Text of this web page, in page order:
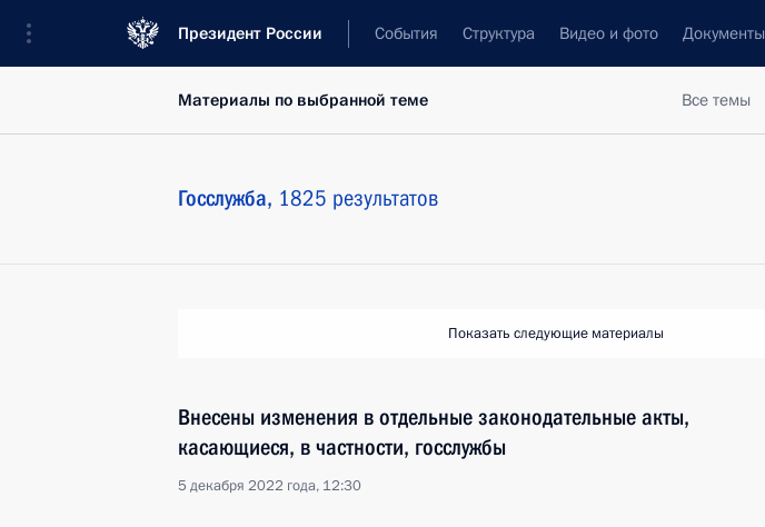
Президент России События Структура Видео и фото Документы
Все темы
Материалы по выбранной теме
Госслужба, 1825 результатов
Показать следующие материалы
Внесены изменения в отдельные законодательные акты,
касающиеся, в частности, госслужбы
5 декабря 2022 года, 12:30